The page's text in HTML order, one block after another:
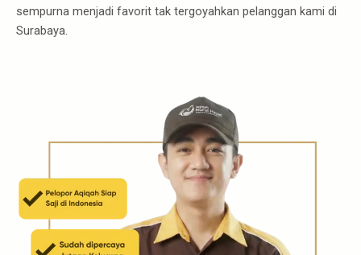
sempurna menjadi favorit tak tergoyahkan pelanggan kami di
Surabaya.